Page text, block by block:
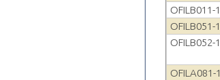
OFILB011-1
OFILB051-1
OFILB052-1
OFILA081-1